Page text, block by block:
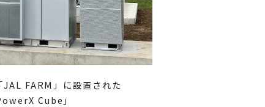
FARM」に設置された
Cube」